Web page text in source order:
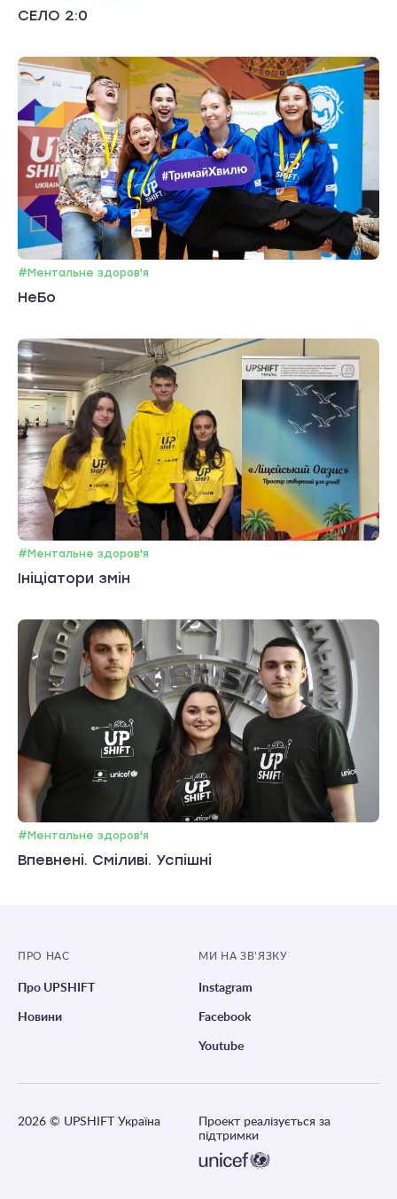
СЕЛО 2:0
#Ментальне здоров'я
НеБо
#Ментальне здоров'я
Ініціатори змін
#Ментальне здоров'я
Впевнені. Сміливі. Успішні
ПРО НАС
Про UPSHIFT
Новини
МИ НА ЗВ’ЯЗКУ
Instagram
Facebook
Youtube
2026 © UPSHIFT Україна
Проект реалізується за
підтримки